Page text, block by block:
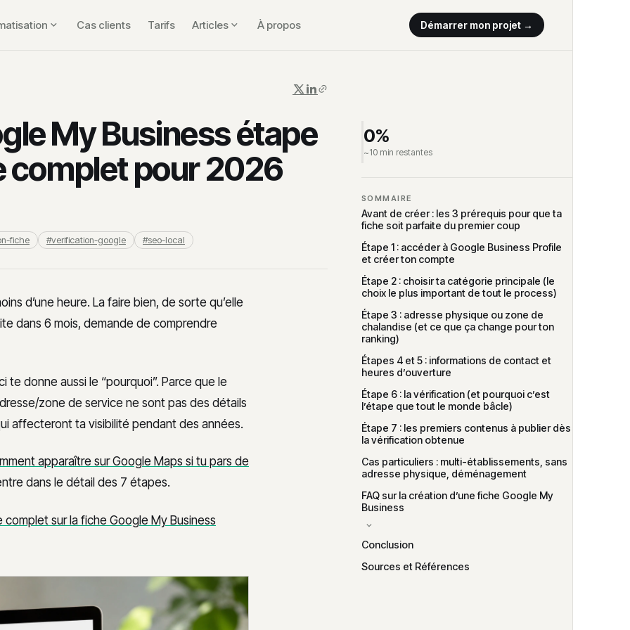
Cas clients Tarifs Articles À propos Démarrer mon projet →
My Business étape
complet pour 2026
fiche #verification-google #seo-local
d’une heure. La faire bien, de sorte qu’elle
dans 6 mois, demande de comprendre
te donne aussi le “pourquoi”. Parce que le
zone de service ne sont pas des détails
affecteront ta visibilité pendant des années.
apparaître sur Google Maps si tu pars de
dans le détail des 7 étapes.
complet sur la fiche Google My Business
0%
~10 min restantes
SOMMAIRE
Avant de créer : les 3 prérequis pour que ta
fiche soit parfaite du premier coup
Étape 1 : accéder à Google Business Profile
et créer ton compte
Étape 2 : choisir ta catégorie principale (le
choix le plus important de tout le process)
Étape 3 : adresse physique ou zone de
chalandise (et ce que ça change pour ton
ranking)
Étapes 4 et 5 : informations de contact et
heures d’ouverture
Étape 6 : la vérification (et pourquoi c’est
l’étape que tout le monde bâcle)
Étape 7 : les premiers contenus à publier dès
la vérification obtenue
Cas particuliers : multi-établissements, sans
adresse physique, déménagement
FAQ sur la création d’une fiche Google My
Business
Combien de temps prend la création d’une fiche
Puis-je créer une fiche si je n’ai pas de site web ?
Conclusion
Sources et Références